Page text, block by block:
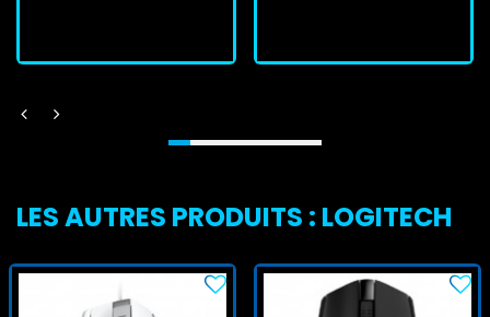
LES AUTRES PRODUITS : LOGITECH